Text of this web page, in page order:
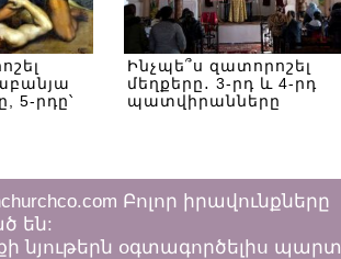
5-րդը՝
Ինչպե՞ս զատորոշել
մեղքերը․ 3-րդ և 4-րդ
պատվիրանները
Բոլոր իրավունքները
են:
նյութերն օգտագործելիս